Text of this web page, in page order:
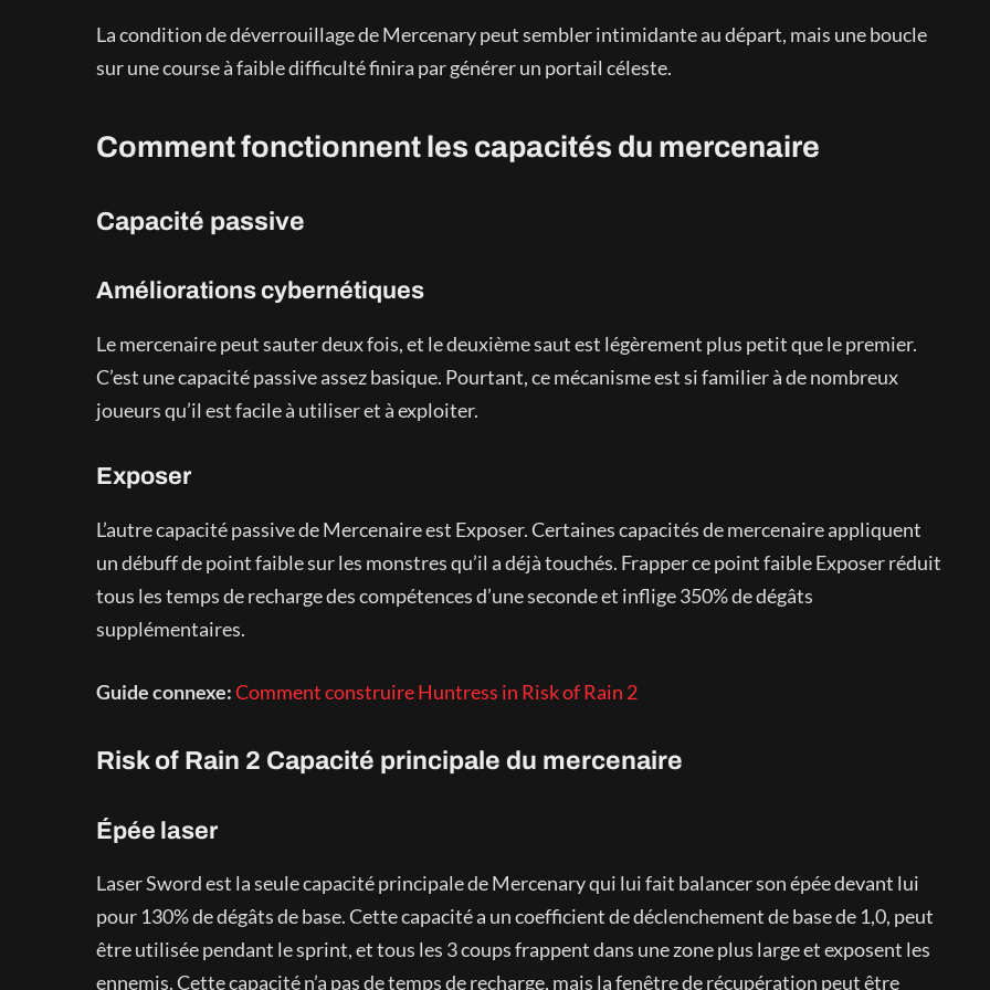
La condition de déverrouillage de Mercenary peut sembler intimidante au départ, mais une boucle
sur une course à faible difficulté finira par générer un portail céleste.
Comment fonctionnent les capacités du mercenaire
Capacité passive
Améliorations cybernétiques
Le mercenaire peut sauter deux fois, et le deuxième saut est légèrement plus petit que le premier.
C’est une capacité passive assez basique. Pourtant, ce mécanisme est si familier à de nombreux
joueurs qu’il est facile à utiliser et à exploiter.
Exposer
L’autre capacité passive de Mercenaire est Exposer. Certaines capacités de mercenaire appliquent
un débuff de point faible sur les monstres qu’il a déjà touchés. Frapper ce point faible Exposer réduit
tous les temps de recharge des compétences d’une seconde et inflige 350% de dégâts
supplémentaires.
Guide connexe:Comment construire Huntress in Risk of Rain 2
Risk of Rain 2 Capacité principale du mercenaire
Épée laser
Laser Sword est la seule capacité principale de Mercenary qui lui fait balancer son épée devant lui
pour 130% de dégâts de base. Cette capacité a un coefficient de déclenchement de base de 1,0, peut
être utilisée pendant le sprint, et tous les 3 coups frappent dans une zone plus large et exposent les
ennemis. Cette capacité n’a pas de temps de recharge, mais la fenêtre de récupération peut être